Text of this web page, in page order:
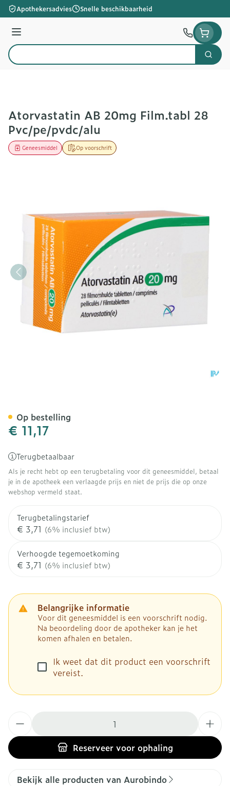
Ga naar de inhoud
Apothekersadvies Snelle beschikbaarheid
Menu
Product, merk, categorie...
Zoek
Atorvastatin AB 20mg Film.tabl 28
Pvc/pe/pvdc/alu
Op voorschrift
Geneesmiddel
€ 11,17
Terugbetaalbaar
Als je recht hebt op een terugbetaling voor dit geneesmiddel, betaal
je in de apotheek een verlaagde prijs en niet de prijs die op onze
webshop vermeld staat.
Terugbetalingstarief
€ 3,71 (6% inclusief btw)
Verhoogde tegemoetkoming
€ 3,71 (6% inclusief btw)
Belangrijke informatie
Voor dit geneesmiddel is een voorschrift nodig.
Na beoordeling door de apotheker kan je het
komen afhalen en betalen.
Ik weet dat dit product een voorschrift
vereist.
Reserveervoor ophaling
Op bestelling
Bekijk alle producten van Aurobindo